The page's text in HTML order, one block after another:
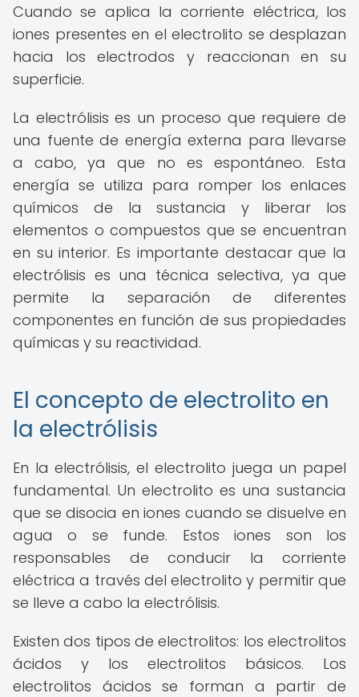
Cuando se aplica la corriente eléctrica, los
iones presentes en el electrolito se desplazan
hacia los electrodos y reaccionan en su
superficie.
La electrólisis es un proceso que requiere de
una fuente de energía externa para llevarse
a cabo, ya que no es espontáneo. Esta
energía se utiliza para romper los enlaces
químicos de la sustancia y liberar los
elementos o compuestos que se encuentran
en su interior. Es importante destacar que la
electrólisis es una técnica selectiva, ya que
permite la separación de diferentes
componentes en función de sus propiedades
químicas y su reactividad.
El concepto de electrolito en
la electrólisis
En la electrólisis, el electrolito juega un papel
fundamental. Un electrolito es una sustancia
que se disocia en iones cuando se disuelve en
agua o se funde. Estos iones son los
responsables de conducir la corriente
eléctrica a través del electrolito y permitir que
se lleve a cabo la electrólisis.
Existen dos tipos de electrolitos: los electrolitos
ácidos y los electrolitos básicos. Los
electrolitos ácidos se forman a partir de